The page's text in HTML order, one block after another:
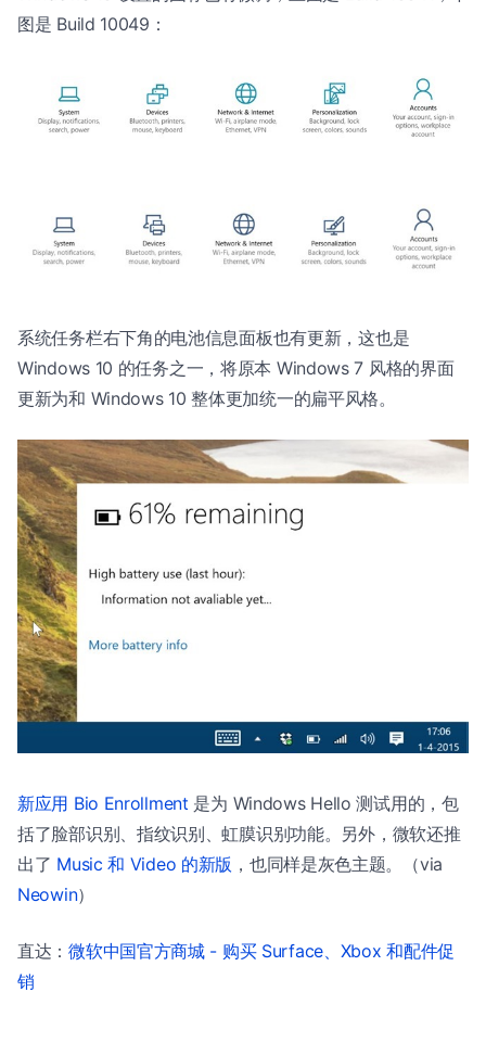
图是 Build 10049：
系统任务栏右下角的电池信息面板也有更新，这也是
Windows 10 的任务之一，将原本 Windows 7 风格的界面
更新为和 Windows 10 整体更加统一的扁平风格。
新应用 Bio Enrollment 是为 Windows Hello 测试用的，包
括了脸部识别、指纹识别、虹膜识别功能。另外，微软还推
出了 Music 和 Video 的新版 ，也同样是灰色主题。（via
Neowin）
直达：微软中国官方商城 - 购买 Surface、Xbox 和配件促
销